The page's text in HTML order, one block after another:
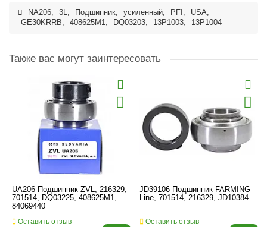
NA206, 3L, Подшипник, усиленный, PFI , USA,
GE30KRRB, 408625M1, DQ03203, 13P1003, 13P1004
Также вас могут заинтересовать
UA206 Подшипник ZVL, 216329,
701514, DQ03225, 408625M1,
84069440
Оставить отзыв
JD39106 Подшипник FARMING
Line, 701514, 216329, JD10384
Оставить отзыв